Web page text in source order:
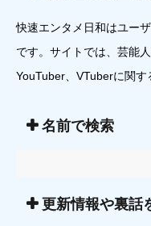
快速エンタメ日和はユー
です。サイトでは、芸能
YouTuber、VTuberに関す
名前で検索
更新情報や裏話